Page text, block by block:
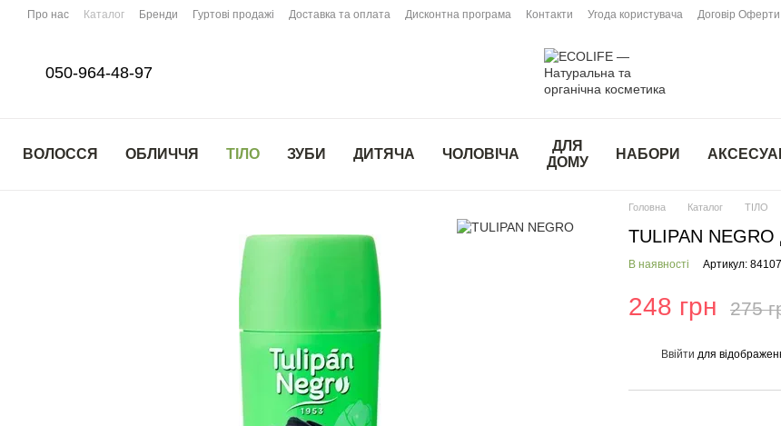
Перейти до основного контенту
Про нас Каталог Бренди Гуртові продажі Доставка та оплата Дисконтна програма Контакти Угода користувача Договір Оферти
050-964-48-97
ВОЛОССЯ ОБЛИЧЧЯ ТІЛО ЗУБИ ДИТЯЧА ЧОЛОВІЧА
ДЛЯ
ДОМУ
НАБОРИ
Головна Каталог ТІЛО
TULIPAN NEGRO
В наявності Артикул:
248 грн 275
Ввійти для